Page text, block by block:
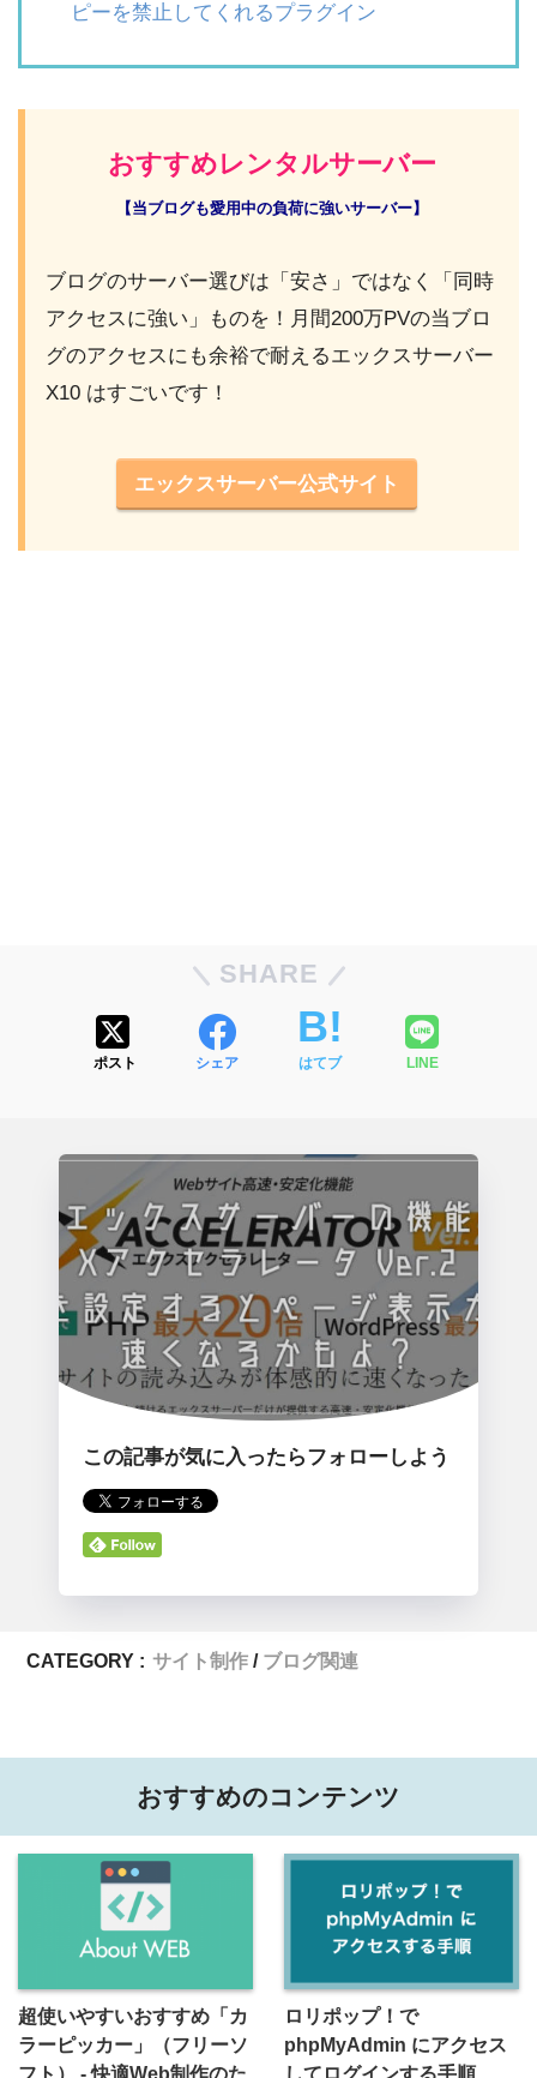
ピーを禁止してくれるプラグイン
おすすめレンタルサーバー
【当ブログも愛用中の負荷に強いサーバー】
ブログのサーバー選びは「安さ」ではなく「同時
アクセスに強い」ものを！月間200万PVの当ブロ
グのアクセスにも余裕で耐えるエックスサーバー
X10 はすごいです！
エックスサーバー公式サイト
SHARE
ポスト シェア はてブ LINE
この記事が気に入ったらフォローしよう
CATEGORY : サイト制作 ブログ関連
おすすめのコンテンツ
超使いやすいおすすめ「カ
ラーピッカー」（フリーソ
フト） - 快適Web制作のた
ロリポップ！で
phpMyAdmin にアクセス
してログインする手順